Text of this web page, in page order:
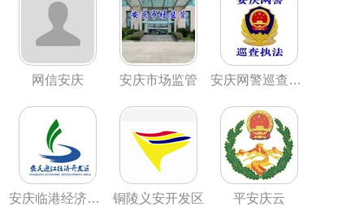
网信安庆 安庆市场监管 安庆网警巡查执法
安庆临港经济开发区管理委员会 铜陵义安开发区 平安庆云